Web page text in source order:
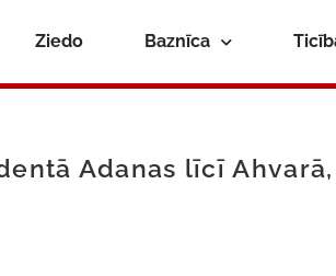
Ziedo Baznīca
Adanas līcī Ahvarā,